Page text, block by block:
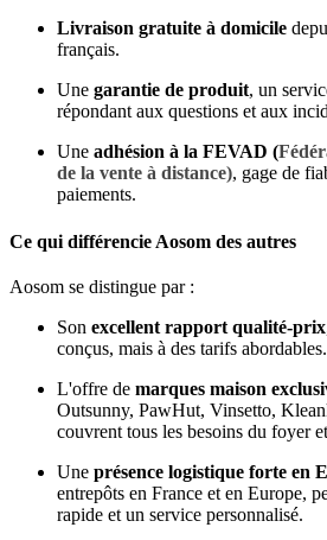
Livraison gratuite à domicile
français.
Une garantie de produit, un
répondant aux questions et aux
Une adhésion à la FEVAD (
de la vente à distance), gage de
paiements.
Ce qui différencie Aosom des autres
Aosom se distingue par :
Son excellent rapport qualité‑prix
conçus, mais à des tarifs abordables.
L'offre de marques maison
Outsunny, PawHut, Vinsetto,
couvrent tous les besoins du foyer
Une présence logistique forte en
entrepôts en France et en Europe,
rapide et un service personnalisé.